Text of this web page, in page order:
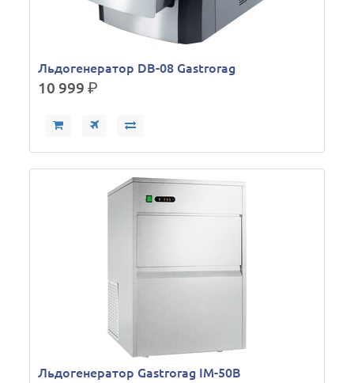
Льдогенератор DB-08 Gastrorag
10 999р.
Льдогенератор Gastrorag IM-50B